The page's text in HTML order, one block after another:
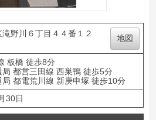
野川６丁目４４番１２
地図
板橋 徒歩8分
局 都営三田線 西巣鴨 徒歩5分
局 都電荒川線 新庚申塚 徒歩10分
30日